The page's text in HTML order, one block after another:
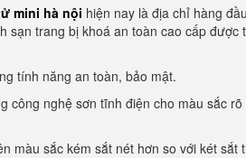
mini hà nội hiện nay là địa chỉ hàng
trang bị khoá an toàn cao cấp
tính năng an toàn, bảo mật.
nghệ sơn tĩnh điện cho màu sắc
sắc kém sắt nét hơn so với két sắt